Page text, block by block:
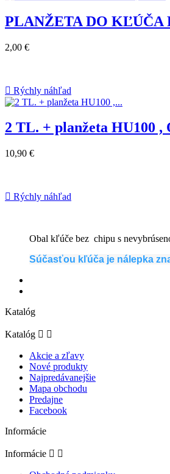
PLANŽETA DO KĽÚČA
2,00 €
 Rýchly náhľad
2 TL. + planžeta HU100 ,
10,90 €
 Rýchly náhľad
Obal kľúče bez chipu s
Súčasťou kľúča je nálepka
Katalóg
Katalóg  
Akcie a zľavy
Nové produkty
Najpredávanejšie
Mapa obchodu
Predajne
Facebook
Informácie
Informácie  